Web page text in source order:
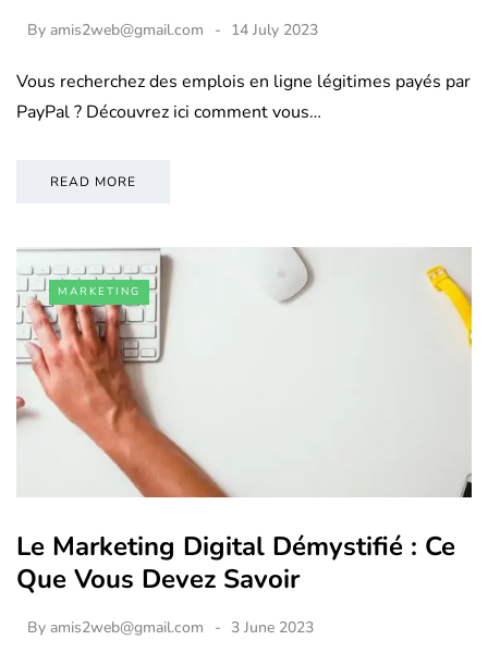
By amis2web@gmail.com 14 July 2023
Vous recherchez des emplois en ligne légitimes payés par
PayPal ? Découvrez ici comment vous…
READ MORE
MARKETING
Le Marketing Digital Démystifié : Ce
Que Vous Devez Savoir
By amis2web@gmail.com 3 June 2023